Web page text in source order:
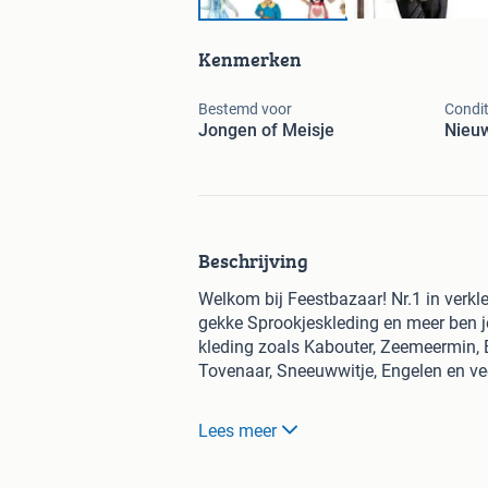
Kenmerken
Bestemd voor
Jongen of Meisje
Beschrijving
Welkom bij Feestbazaar! Nr.1 in
gekke Sprookjeskleding en meer
kleding zoals Kabouter, Zeemeermin,
Tovenaar, Sneeuwwitje, Engelen en
* Het grootste en goedkoopste
* Snelle levering en uitstekende
Lees meer